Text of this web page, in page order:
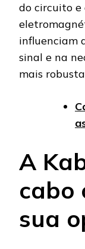
do circuito
influenciam
sinal e na
mais
A
cabo
sua